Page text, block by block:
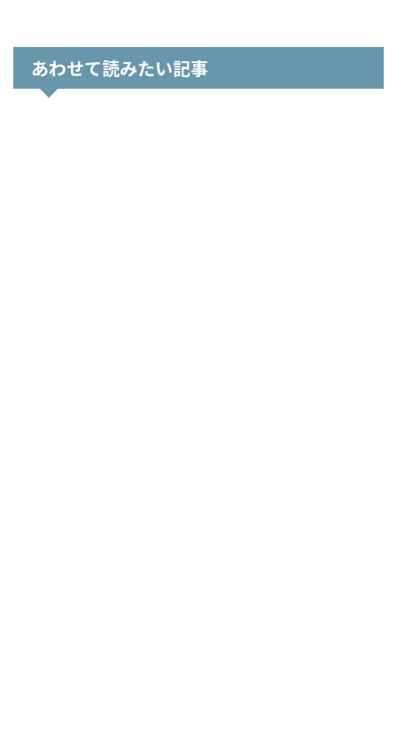
あわせて読みたい記事